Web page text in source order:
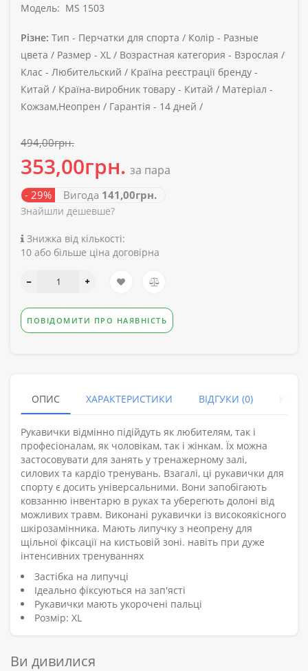
Модель: MS 1503
Різне: Тип - Перчатки для спорта / Колір - Разные
цвета / Размер - ХL / Возрастная категория - Взрослая /
Клас - Любительский / Країна реєстрації бренду -
Китай / Країна-виробник товару - Китай / Матеріал -
Кожзам,Неопрен / Гарантія - 14 дней /
494,00грн.
353,00грн. за пара
- 29% Вигода 141,00грн.
Знайшли дешевше?
Знижка від кількості:
10 або більше ціна договірна
ПОВІДОМИТИ ПРО НАЯВНІСТЬ
ОПИС ХАРАКТЕРИСТИКИ ВІДГУКИ (0)
Рукавички відмінно підійдуть як любителям, так і
професіоналам, як чоловікам, так і жінкам. Їх можна
застосовувати для занять у тренажерному залі,
силових та кардіо тренувань. Взагалі, ці рукавички для
спорту є досить універсальними. Вони запобігають
ковзанню інвентарю в руках та уберегють долоні від
можливих травм. Виконані рукавички із високоякісного
шкірозамінника. Мають липучку з неопрену для
щільної фіксації на кистьовій зоні. навіть при дуже
інтенсивних тренуваннях
Застібка на липучці
Ідеально фіксуються на зап'ясті
Рукавички мають укорочені пальці
Розмір: XL
Ви дивилися